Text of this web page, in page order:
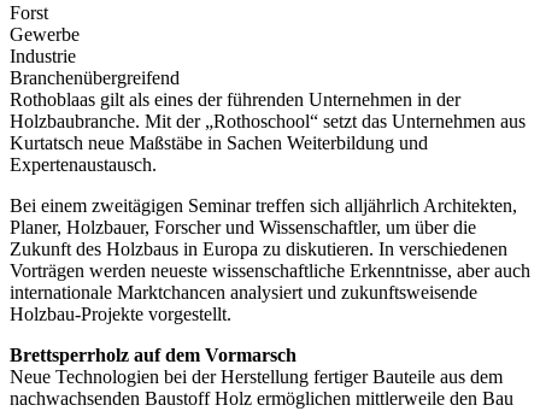
Forst
Gewerbe
Industrie
Branchenübergreifend
Rothoblaas gilt als eines der führenden Unternehmen in der
Holzbaubranche. Mit der „Rothoschool“ setzt das Unternehmen aus
Kurtatsch neue Maßstäbe in Sachen Weiterbildung und
Expertenaustausch.
Bei einem zweitägigen Seminar treffen sich alljährlich Architekten,
Planer, Holzbauer, Forscher und Wissenschaftler, um über die
Zukunft des Holzbaus in Europa zu diskutieren. In verschiedenen
Vorträgen werden neueste wissenschaftliche Erkenntnisse, aber auch
internationale Marktchancen analysiert und zukunftsweisende
Holzbau-Projekte vorgestellt.
Brettsperrholz auf dem Vormarsch
Neue Technologien bei der Herstellung fertiger Bauteile aus dem
nachwachsenden Baustoff Holz ermöglichen mittlerweile den Bau